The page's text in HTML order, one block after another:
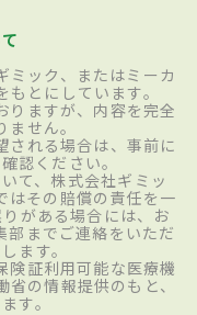
ミック、またはミーカ
とにしています。
りますが、内容を完全
せん。
される場合は、事前に
認ください。
て、株式会社ギミッ
はその賠償の責任を一
がある場合には、お
部までご連絡をいただ
ます。
険証利用可能な医療機
の情報提供のもと、
す。